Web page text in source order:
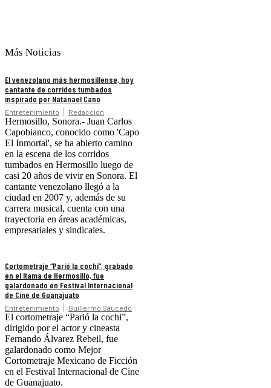
Más Noticias
El venezolano más hermosillense, hoy
cantante de corridos tumbados
inspirado por Natanael Cano
Entretenimiento Redacción
Hermosillo, Sonora.- Juan Carlos
Capobianco, conocido como 'Capo
El Inmortal', se ha abierto camino
en la escena de los corridos
tumbados en Hermosillo luego de
casi 20 años de vivir en Sonora. El
cantante venezolano llegó a la
ciudad en 2007 y, además de su
carrera musical, cuenta con una
trayectoria en áreas académicas,
empresariales y sindicales.
Cortometraje “Parió la cochi”, grabado
en el Itama de Hermosillo, fue
galardonado en Festival Internacional
de Cine de Guanajuato
Entretenimiento Guillermo Saucedo
El cortometraje “Parió la cochi”,
dirigido por el actor y cineasta
Fernando Álvarez Rebeil, fue
galardonado como Mejor
Cortometraje Mexicano de Ficción
en el Festival Internacional de Cine
de Guanajuato.